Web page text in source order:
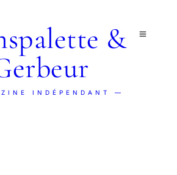
&
INDÉPENDANT —